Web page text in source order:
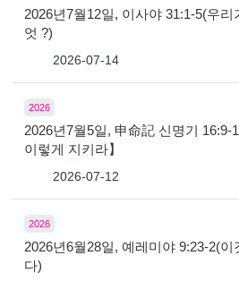
2026년7월12일, 이사야 31:1-5(우
엇 ?)
2026-07-14
2026
2026년7월5일, 申命記 신명기 16:9-
이렇게 지키라】
2026-07-12
2026
2026년6월28일, 예레미야 9:23-2(
다)